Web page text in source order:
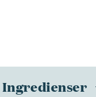
Ingredienser